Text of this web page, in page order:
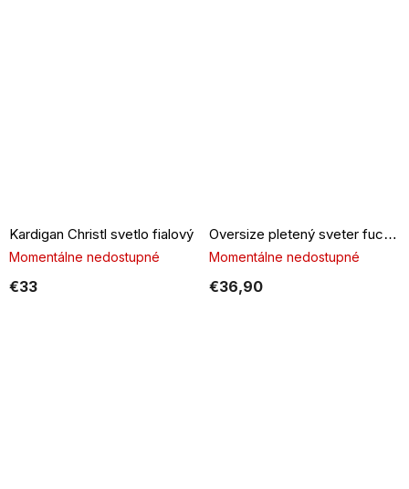
Kardigan Christl svetlo fialový
Momentálne nedostupné
€33
Oversize pletený sveter fuchsiový
Momentálne nedostupné
€36,90